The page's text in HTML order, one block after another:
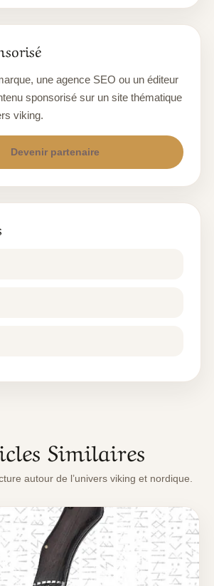
une agence SEO ou un éditeur
sponsorisé sur un site thématique
viking.
Devenir partenaire
Similaires
autour de l’univers viking et nordique.